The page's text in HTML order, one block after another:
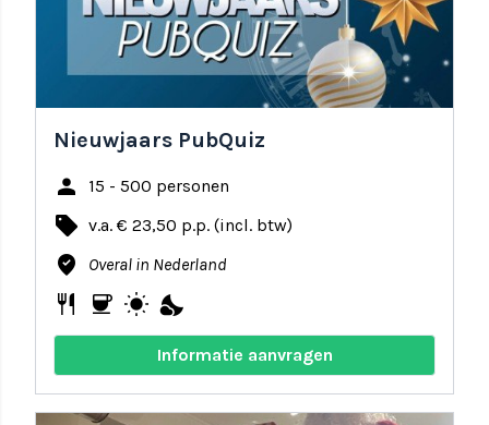
Nieuwjaars PubQuiz
person 15 - 500 personen
local_offer v.a. € 23,50 p.p. (incl. btw)
where_to_vote Overal in Nederland
restaurant coffee wb_sunny nights_stay
Informatie aanvragen